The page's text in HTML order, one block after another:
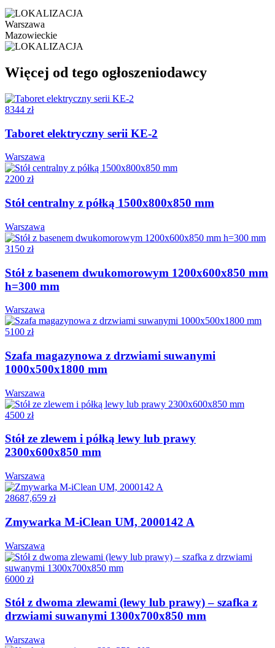
Warszawa
Mazowieckie
Więcej od tego ogłoszeniodawcy
8344 zł
Taboret elektryczny serii KE-2
Warszawa
2200 zł
Stół centralny z półką 1500x800x850 mm
Warszawa
3150 zł
Stół z basenem dwukomorowym 1200x600x850 mm
h=300 mm
Warszawa
5100 zł
Szafa magazynowa z drzwiami suwanymi
1000x500x1800 mm
Warszawa
4500 zł
Stół ze zlewem i półką lewy lub prawy
2300x600x850 mm
Warszawa
28687,659 zł
Zmywarka M-iClean UM, 2000142 A
Warszawa
6000 zł
Stół z dwoma zlewami (lewy lub prawy) – szafka z
drzwiami suwanymi 1300x700x850 mm
Warszawa